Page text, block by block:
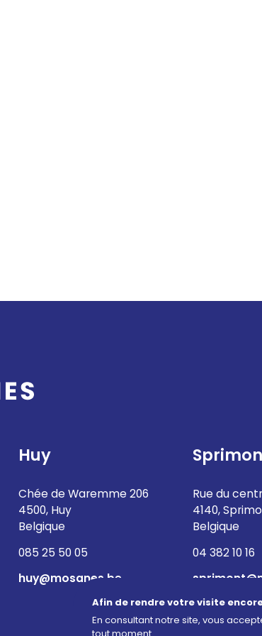
Huy
Chée de Waremme 206
4500, Huy
Belgique
085 25 50 05
huy@mosanes.be
Rue du
4140,
Belgique
04 382 10 16
Afin de rendre votre visite
En consultant notre site, vous